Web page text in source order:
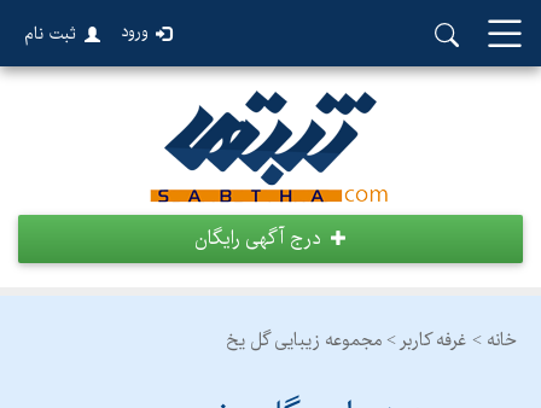
ورود ثبت نام
درج آگهی رایگان
خانه > غرفه کاربر > مجموعه زیبایی گل یخ